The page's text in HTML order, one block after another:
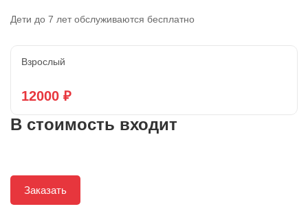
Дети до 7 лет обслуживаются бесплатно
Взрослый
12000 ₽
В стоимость входит
Заказать